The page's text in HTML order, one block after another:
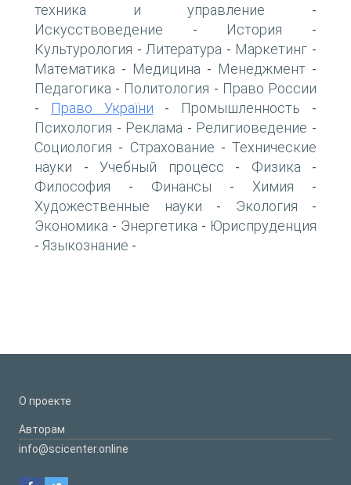
техника и управление -
Искусствоведение - История -
Культурология - Литература - Маркетинг -
Математика - Медицина - Менеджмент -
Педагогика - Политология - Право России
- Право України - Промышленность -
Психология - Реклама - Религиоведение -
Социология - Страхование - Технические
науки - Учебный процесс - Физика -
Философия - Финансы - Химия -
Художественные науки - Экология -
Экономика - Энергетика - Юриспруденция
- Языкознание -
О проекте
Авторам
info@scicenter.online